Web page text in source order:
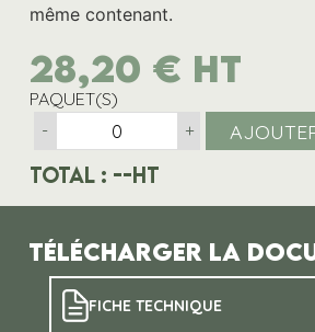
même contenant.
28,20 € HT
PAQUET(S)
-
+
Total : --HT
Télécharger la
FICHE TECHNIQUE